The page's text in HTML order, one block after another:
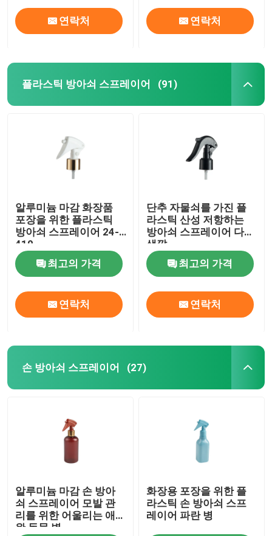
화장용 플라스틱 병
향기 분무 병
연락처 연락처
플라스틱 방아쇠 스프레이어 (91)
알루미늄 마감 화장품
포장을 위한 플라스틱
방아쇠 스프레이어 24-
410
최고의 가격
연락처
단추 자물쇠를 가진 플
라스틱 산성 저항하는
방아쇠 스프레이어 다른
색깔
최고의 가격
연락처
손 방아쇠 스프레이어 (27)
알루미늄 마감 손 방아
쇠 스프레이어 모발 관
리를 위한 어울리는 애
완 동물 병
화장용 포장을 위한 플
라스틱 손 방아쇠 스프
레이어 파란 병